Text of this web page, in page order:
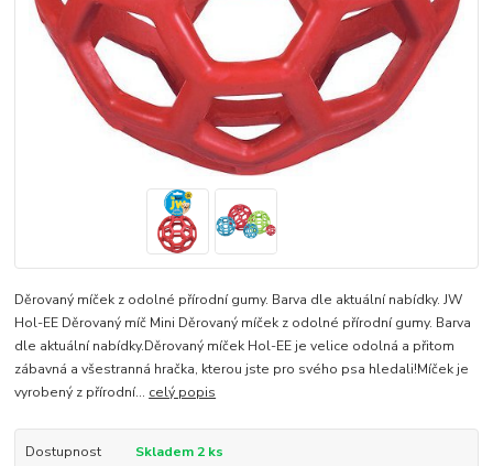
Děrovaný míček z odolné přírodní gumy. Barva dle aktuální nabídky. JW
Hol-EE Děrovaný míč Mini Děrovaný míček z odolné přírodní gumy. Barva
dle aktuální nabídky.Děrovaný míček Hol-EE je velice odolná a přitom
zábavná a všestranná hračka, kterou jste pro svého psa hledali!Míček je
vyrobený z přírodní... celý popis
Dostupnost Skladem 2 ks